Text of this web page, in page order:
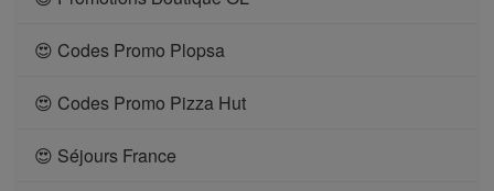
😍 Codes Promo Plopsa
😍 Codes Promo Pizza Hut
😍 Séjours France